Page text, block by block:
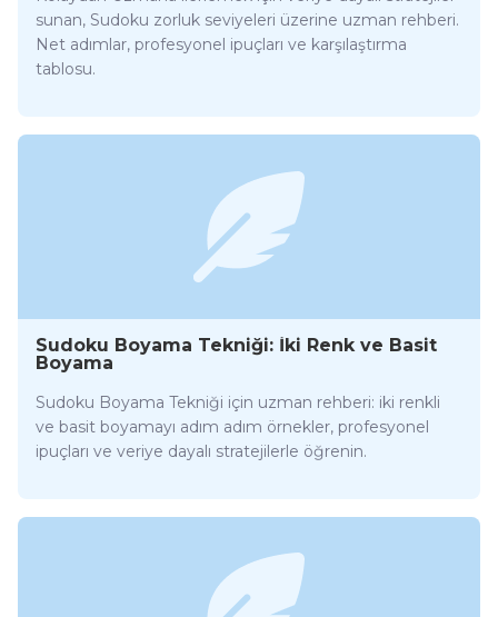
sunan, Sudoku zorluk seviyeleri üzerine uzman rehberi.
Net adımlar, profesyonel ipuçları ve karşılaştırma
tablosu.
Sudoku Boyama Tekniği: İki Renk ve Basit
Boyama
Sudoku Boyama Tekniği için uzman rehberi: iki renkli
ve basit boyamayı adım adım örnekler, profesyonel
ipuçları ve veriye dayalı stratejilerle öğrenin.